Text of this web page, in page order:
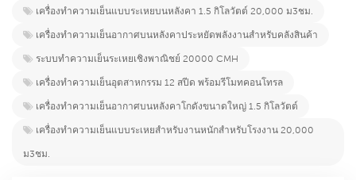
เครื่องทำความเย็นแบบระเหยบนหลังคา 1.5 กิโลวัตต์ 20,000 ม3ชม.
เครื่องทำความเย็นอากาศบนหลังคาประหยัดพลังงานสำหรับคลังสินค้า
ระบบทำความเย็นระเหยเชิงพาณิชย์ 20000 CMH
เครื่องทำความเย็นอุตสาหกรรม 12 สปีด พร้อมรีโมทคอนโทรล
เครื่องทำความเย็นอากาศบนหลังคาโกดังขนาดใหญ่ 1.5 กิโลวัตต์
เครื่องทำความเย็นแบบระเหยสำหรับงานหนักสำหรับโรงงาน 20,000
ม3ชม.